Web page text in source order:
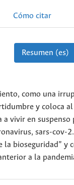
Cómo citar
Resumen (es)
como una
y coloca
vivir en
sars-
la bioseguridad”
a la